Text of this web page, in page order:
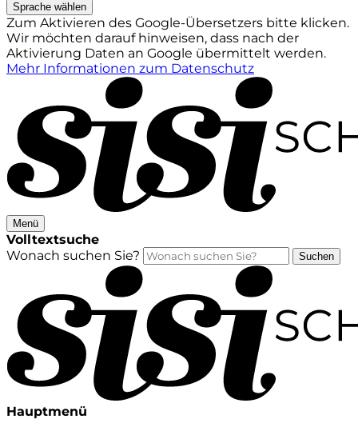
Sprache wählen
Zum Aktivieren des Google-Übersetzers bitte klicken.
Wir möchten darauf hinweisen, dass nach der
Aktivierung Daten an Google übermittelt werden.
Mehr Informationen zum Datenschutz
Menü
Volltextsuche
Wonach suchen Sie?
Suchen
Hauptmenü